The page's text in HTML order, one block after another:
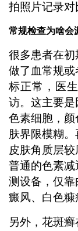
拍照片记录对
常规检查为啥会
很多患者在
做了血常规
标正常，医
访。这主要
色素细胞，
肤界限模糊。
皮肤角质层
普通的色素
测设备，仅
癜风、白色糠
另外，花斑